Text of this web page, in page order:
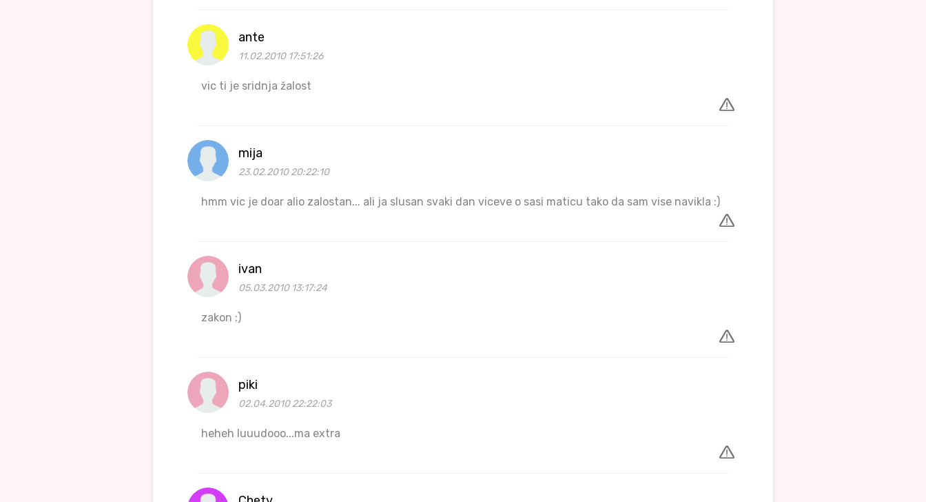
ante
11.02.2010 17:51:26
vic ti je sridnja žalost
mija
23.02.2010 20:22:10
hmm vic je doar alio zalostan... ali ja slusan svaki dan viceve o sasi maticu tako da sam vise navikla :)
ivan
05.03.2010 13:17:24
zakon :)
piki
02.04.2010 22:22:03
heheh luuudooo...ma extra